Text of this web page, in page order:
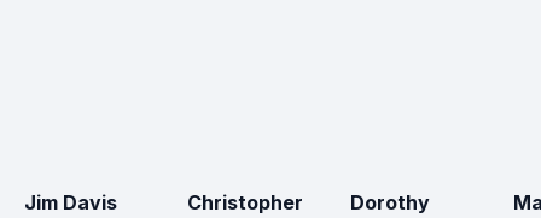
Jim Davis
Christopher
Dorothy